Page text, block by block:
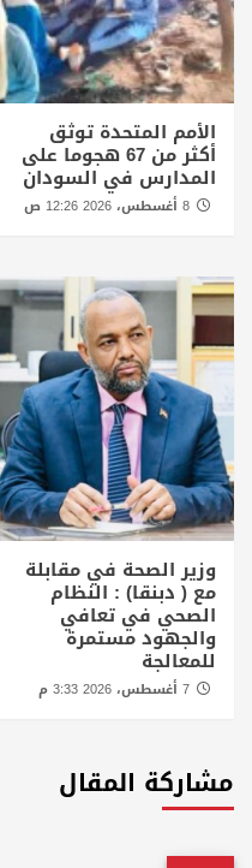
الأمم المتحدة توثق
أكثر من 67 هجوما على
المدارس في السودان
وزير الصحة في مقابلة
مع ( دبنقا) : النظام
الصحي في تعافي
والجهود مستمرة
للمعالجة
مشاركة المقال